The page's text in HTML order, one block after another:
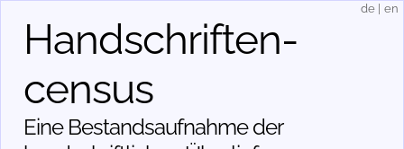
Handschriften­
census
Eine Bestandsaufnahme der
de en